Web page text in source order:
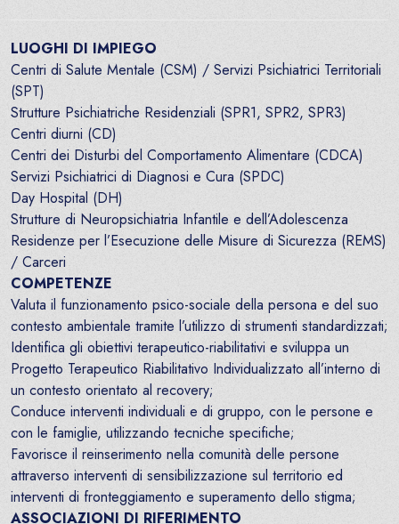
LUOGHI DI IMPIEGO
Centri di Salute Mentale (CSM) / Servizi Psichiatrici Territoriali
(SPT)
Strutture Psichiatriche Residenziali (SPR1, SPR2, SPR3)
Centri diurni (CD)
Centri dei Disturbi del Comportamento Alimentare (CDCA)
Servizi Psichiatrici di Diagnosi e Cura (SPDC)
Day Hospital (DH)
Strutture di Neuropsichiatria Infantile e dell’Adolescenza
Residenze per l’Esecuzione delle Misure di Sicurezza (REMS)
/ Carceri
COMPETENZE
Valuta il funzionamento psico-sociale della persona e del suo
contesto ambientale tramite l’utilizzo di strumenti standardizzati;
Identifica gli obiettivi terapeutico-riabilitativi e sviluppa un
Progetto Terapeutico Riabilitativo Individualizzato all’interno di
un contesto orientato al recovery;
Conduce interventi individuali e di gruppo, con le persone e
con le famiglie, utilizzando tecniche specifiche;
Favorisce il reinserimento nella comunità delle persone
attraverso interventi di sensibilizzazione sul territorio ed
interventi di fronteggiamento e superamento dello stigma;
ASSOCIAZIONI DI RIFERIMENTO